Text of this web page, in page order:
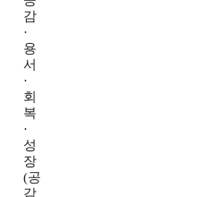
감
·
용
서
·
회
복
·
성
장
(공
감